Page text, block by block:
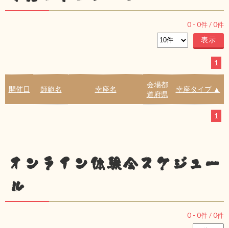
0 - 0件 /0件
1
開催日 師範名 幸座名
会場都
道府県
幸座タイプ ▲
1
オンライン体験会スケジュー
ル
0 - 0件 /0件